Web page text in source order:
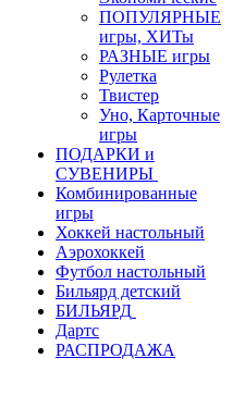
ПОПУЛЯРНЫЕ
игры, ХИТы
РАЗНЫЕ игры
Рулетка
Твистер
Уно, Карточные
игры
ПОДАРКИ и
СУВЕНИРЫ
Комбинированные
игры
Хоккей настольный
Аэрохоккей
Футбол настольный
Бильярд детский
БИЛЬЯРД
Дартс
РАСПРОДАЖА